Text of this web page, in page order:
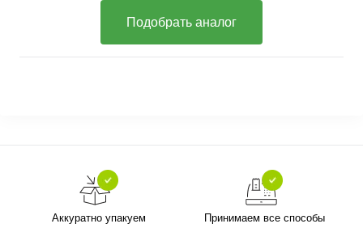
Подобрать аналог
Аккуратно упакуем
Принимаем все способы